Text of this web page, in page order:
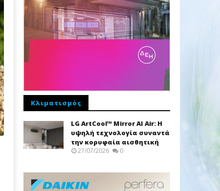
Κλιματισμός
LG ArtCool™ Mirror AI Air: Η
υψηλή τεχνολογία συναντά
την κορυφαία αισθητική
27/07/2026 0